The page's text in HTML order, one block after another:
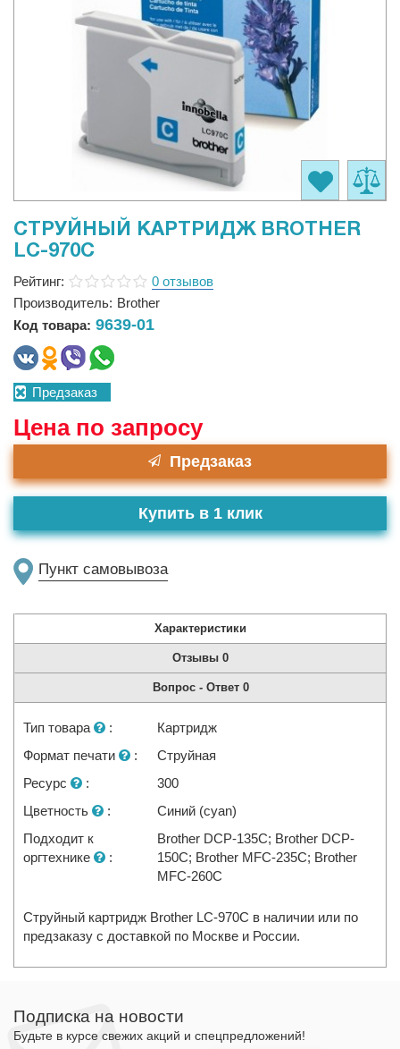
СТРУЙНЫЙ КАРТРИДЖ BROTHER
LC-970C
Рейтинг:
0 отзывов
Производитель: Brother
Код товара: 9639-01
Предзаказ
Цена по запросу
Предзаказ
Пункт самовывоза
Купить в 1 клик
Характеристики
Отзывы 0
Вопрос - Ответ 0
Тип товара :
Картридж
Формат печати
:
Струйная
Ресурс
:
300
Цветность
:
Синий (cyan)
Подходит к
оргтехнике
:
Brother DCP-135C; Brother DCP-
150C; Brother MFC-235C; Brother
MFC-260C
Струйный картридж Brother LC-970C в наличии или по
предзаказу с доставкой по Москве и России.
Подписка на новости
Будьте в курсе свежих акций и спецпредложений!